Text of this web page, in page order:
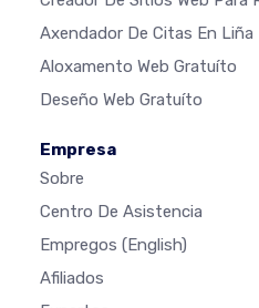
Axendador De Citas En Liña
Aloxamento Web Gratuíto
Deseño Web Gratuíto
Empresa
Sobre
Centro De Asistencia
Empregos (English)
Afiliados